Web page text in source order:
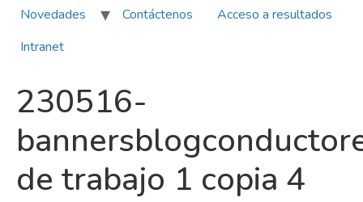
Novedades
Contáctenos
Acceso a resultados
Intranet
230516-
de trabajo 1 copia 4